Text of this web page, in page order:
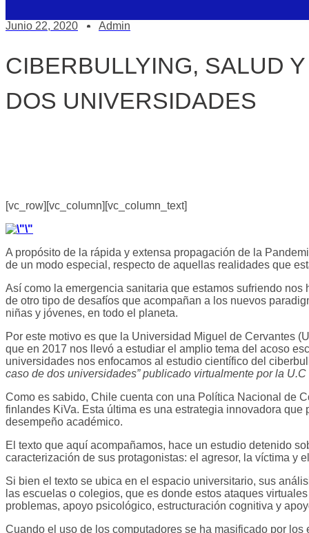
Junio 22, 2020 Admin
CIBERBULLYING, SALUD
DOS UNIVERSIDADES
[vc_row][vc_column][vc_column_text]
A propósito de la rápida y extensa propagación de la
de un modo especial, respecto de aquellas realidades que
Así como la emergencia sanitaria que estamos sufriendo
de otro tipo de desafíos que acompañan a los nuevos
niñas y jóvenes, en todo el planeta.
Por este motivo es que la Universidad Miguel de Cervantes
que en 2017 nos llevó a estudiar el amplio tema del acoso
universidades nos enfocamos al estudio científico del
caso de dos universidades” publicado virtualmente por la U.C
Como es sabido, Chile cuenta con una Política Nacional de
finlandes KiVa. Esta última es una estrategia innovadora que
desempeño académico.
El texto que aquí acompañamos, hace un estudio detenido
caracterización de sus protagonistas: el agresor, la víctima y
Si bien el texto se ubica en el espacio universitario, sus
las escuelas o colegios, que es donde estos ataques
problemas, apoyo psicológico, estructuración cognitiva y
Cuando el uso de los computadores se ha masificado por